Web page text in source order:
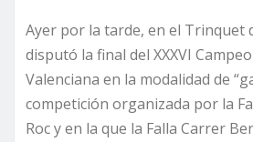
Ayer por la tarde, en el Trinquet
disputó la final del XXXVI
Valenciana en la modalidad de
competición organizada por la
Roc y en la que la Falla Carrer